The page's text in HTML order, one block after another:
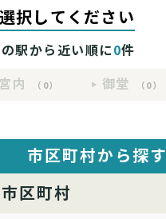
択してください
駅から近い順に0件
内
（0） 御堂 （0）
市区町村から探す
区町村